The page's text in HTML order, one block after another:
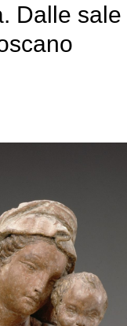
Dalle